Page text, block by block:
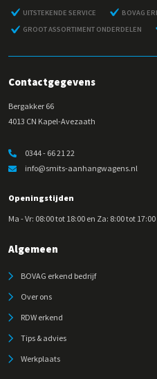
UITSTEKENDE SERVICE
BOVAG
GROOT ASSORTIMENT ONDERDELEN
Contactgegevens
Bergakker 66
4013 CN Kapel-Avezaath
0344 - 66 21 22
info@smits-aanhangwagens.nl
Openingstijden
Ma - Vr: 08:00 tot 18:00 en Za: 8:00 tot 17:00
Algemeen
BOVAG erkend bedrijf
Over ons
RDW erkend
Tips & advies
Werkplaats